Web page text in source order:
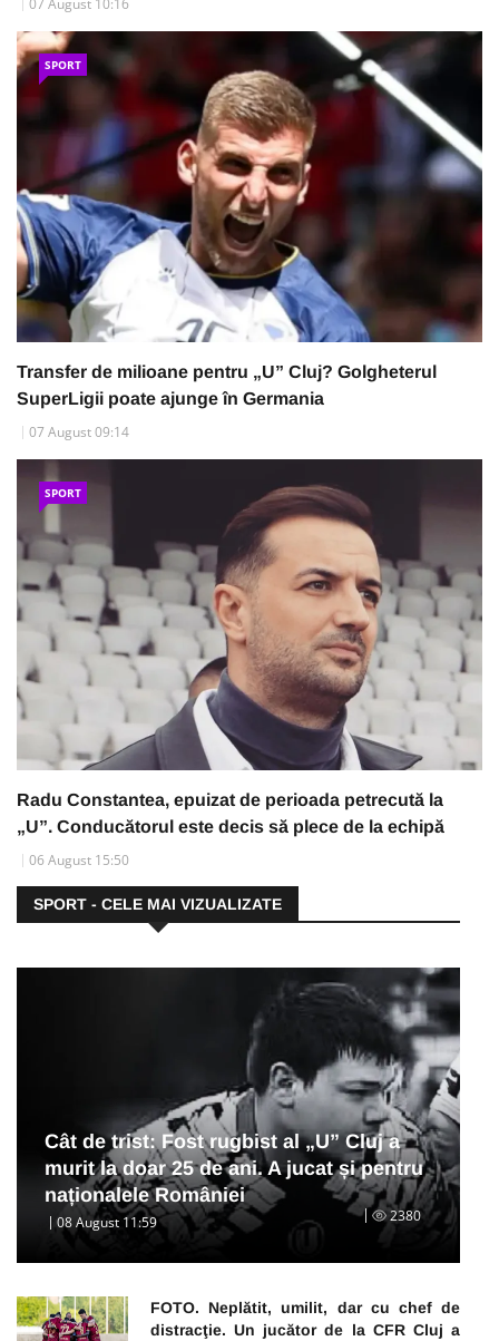
07 August 10:16
SPORT
Transfer de milioane pentru „U” Cluj? Golgheterul
SuperLigii poate ajunge în Germania
07 August 09:14
SPORT
Radu Constantea, epuizat de perioada petrecută la
„U”. Conducătorul este decis să plece de la echipă
06 August 15:50
SPORT - CELE MAI VIZUALIZATE
Cât de trist: Fost rugbist al „U” Cluj a
murit la doar 25 de ani. A jucat și pentru
naționalele României
08 August 11:59 2380
FOTO. Neplătit, umilit, dar cu chef de
distracţie. Un jucător de la CFR Cluj a